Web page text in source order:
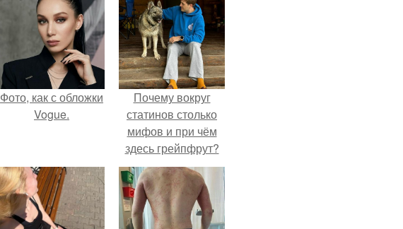
Фото, как с обложки
Vogue.
Почему вокруг
статинов столько
мифов и при чём
здесь грейпфрут?